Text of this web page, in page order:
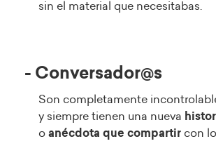
sin el material que necesitabas.
- Conversador@s
Son completamente
y siempre tienen una nueva
o anécdota que compartir con